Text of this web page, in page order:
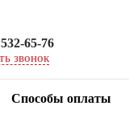
65-76
звонок
Способы оплаты